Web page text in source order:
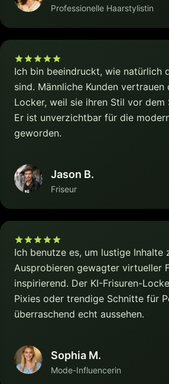
Professionelle Haarstylistin
Ich bin beeindruckt, wie natürlich
sind. Männliche Kunden vertrauen
Locker, weil sie ihren Stil vor dem
Er ist unverzichtbar für die
geworden.
Jason B.
Friseur
Ich benutze es, um lustige Inhalte
Ausprobieren gewagter virtueller
inspirierend. Der KI-Frisuren-
Pixies oder trendige Schnitte für
überraschend echt aussehen.
Sophia M.
Mode-Influencerin